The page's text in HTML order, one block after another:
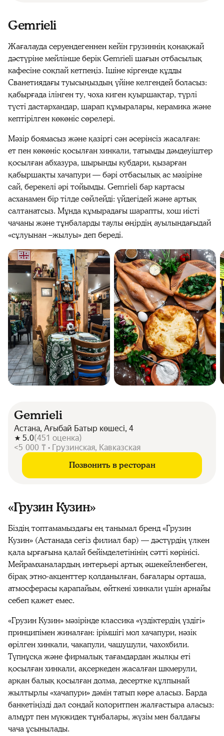
Gemrieli
Жағалауда серуендегеннен кейін грузиннің қонақжай
дәстүріне мейлінше берік Gemrieli шағын отбасылық
кафесіне соқпай кетпеңіз. Ішіне кіргенде құдды
Сванетиядағы туысыңыздың үйіне келгендей боласыз:
қабырғада ілінген ту, чоха киген қуыршақтар, түрлі
түсті дастархандар, шарап құмыралары, керамика және
кептірілген көкөніс сөрелері.
Мәзір боямасыз және қазіргі сән әсерінсіз жасалған:
ет пен көкөніс қосылған хинкали, татымды дәмдеуіштер
қосылған абхазура, шырынды кубдари, қызарған
қабыршақты хачапури — бәрі отбасылық ас мәзіріне
сай, берекелі әрі тойымды. Gemrieli бар картасы
асханамен бір тілде сөйлейді: үйдегідей және артық
салтанатсыз. Мұнда құмырадағы шарапты, хош иісті
чачаны және тұнбаларды таулы өңірдің ауылындағыдай
«сұлуынан –жылуы» деп береді.
Gemrieli
Астана, Ағыбай Батыр көшесі, 4
5.0(451 оценка)
<5 000 ₸ • Грузинская, Кавказская
Позвонить в ресторан
«Грузин Кузин»
Біздің топтамамыздағы ең танымал бренд «Грузин
Кузин» (Астанада сегіз филиал бар) — дәстүрдің үлкен
қала ырғағына қалай бейімделетінінің сәтті көрінісі.
Мейрамханалардың интерьері артық әшекейленбеген,
бірақ этно-акценттер қолданылған, бағалары орташа,
атмосферасы қарапайым, өйткені хинкали үшін арнайы
себеп қажет емес.
«Грузин Кузин» мәзірінде классика «үздіктердің үздігі»
принципімен жиналған: ірімшігі мол хачапури, нәзік
өрілген хинкали, чакапули, чашушули, чахохбили.
Түпнұсқа және фирмалық тағамдардан жылқы еті
қосылған хинкали, ақсеркеден жасалған шкмерули,
арқан балық қосылған долма, десертке құлпынай
жылтырлы «хачапури» дәмін татып көре аласыз. Барда
банкетіңізді дәл сондай колоритпен жалғастыра аласыз:
алмұрт пен мүкжидек тұнбалары, жүзім мен балдағы
чача ұсынылады.